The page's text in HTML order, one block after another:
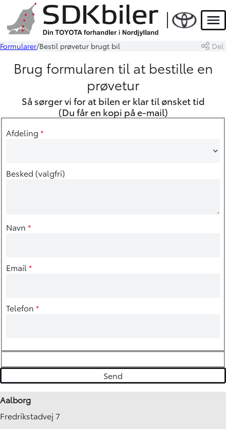
Formularer Bestil prøvetur brugt bil Del
Brug formularen til at bestille en
prøvetur
Så sørger vi for at bilen er klar til ønsket tid
(Du får en kopi på e-mail)
Afdeling *
Besked (valgfri)
Navn *
Email *
Telefon *
Aalborg
Fredrikstadvej 7